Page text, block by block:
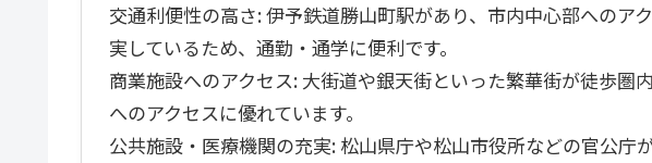
交通利便性の高さ: 伊予鉄道勝山町駅があり、市内中心部へのア
実しているため、通勤・通学に便利です。
商業施設へのアクセス: 大街道や銀天街といった繁華街が徒歩圏
へのアクセスに優れています。
公共施設・医療機関の充実: 松山県庁や松山市役所などの官公庁